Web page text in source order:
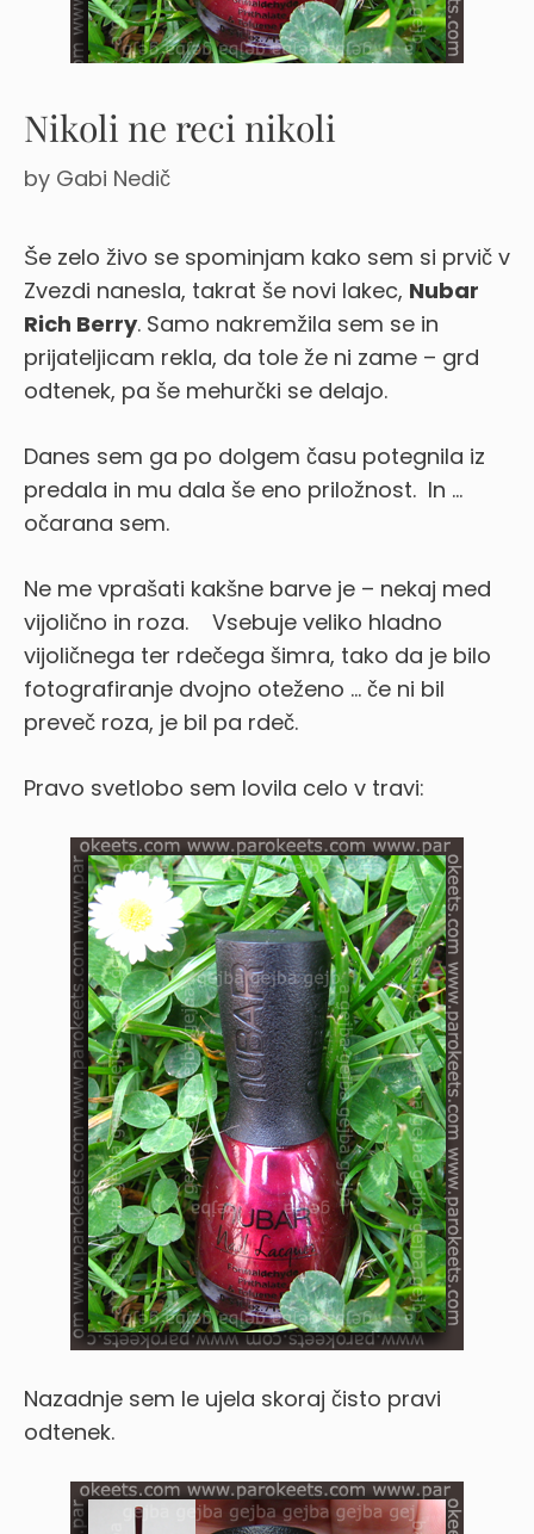
Nikoli ne reci nikoli
by Gabi Nedič
Še zelo živo se spominjam kako sem si prvič v
Zvezdi nanesla, takrat še novi lakec, Nubar
Rich Berry. Samo nakremžila sem se in
prijateljicam rekla, da tole že ni zame – grd
odtenek, pa še mehurčki se delajo.
Danes sem ga po dolgem času potegnila iz
predala in mu dala še eno priložnost. In …
očarana sem.
Ne me vprašati kakšne barve je – nekaj med
vijolično in roza.
Vsebuje veliko hladno
vijoličnega ter rdečega šimra, tako da je bilo
fotografiranje dvojno oteženo … če ni bil
preveč roza, je bil pa rdeč.
Pravo svetlobo sem lovila celo v travi:
Nazadnje sem le ujela skoraj čisto pravi
odtenek.